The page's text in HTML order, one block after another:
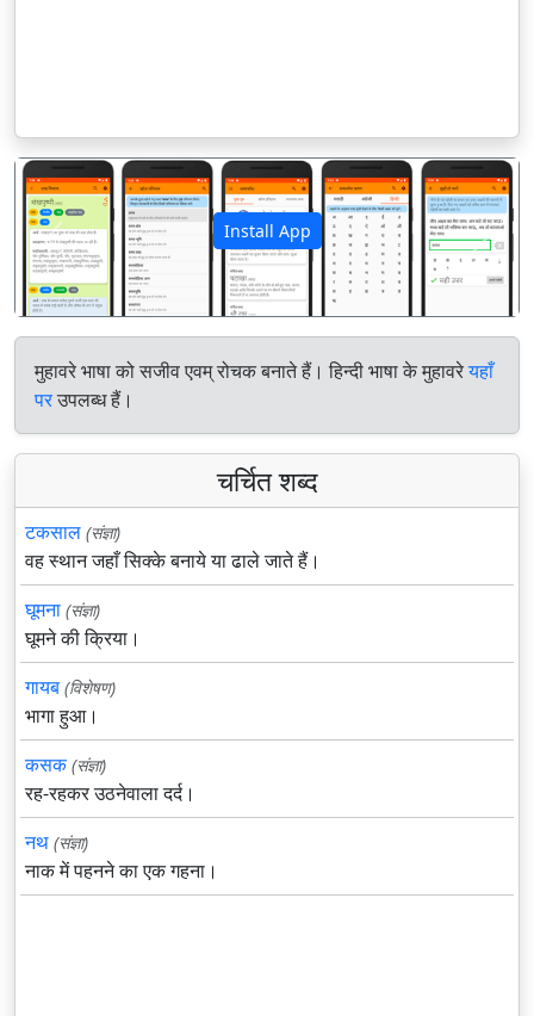
Install App
पिछला अगला
मुहावरे भाषा को सजीव एवम् रोचक बनाते हैं। हिन्दी भाषा के मुहावरेयहाँ
परउपलब्ध हैं।
चर्चित शब्द
टकसाल (संज्ञा)
वह स्थान जहाँ सिक्के बनाये या ढाले जाते हैं।
घूमना (संज्ञा)
घूमने की क्रिया।
गायब (विशेषण)
भागा हुआ।
कसक (संज्ञा)
रह-रहकर उठनेवाला दर्द।
नथ (संज्ञा)
नाक में पहनने का एक गहना।